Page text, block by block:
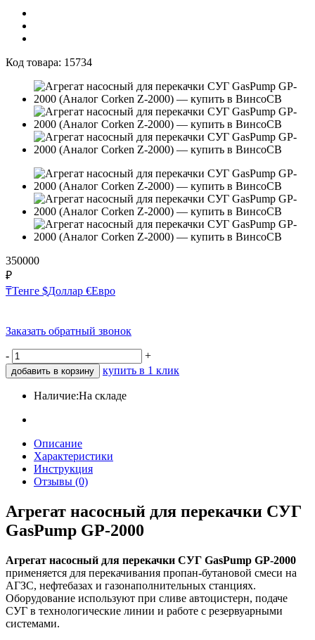
Код товара: 15734
350000
₽
₸Тенге $Доллар €Евро
Заказать обратный звонок
- +
добавить в корзину купить в 1 клик
Наличие:На складе
Описание
Характеристики
Инструкция
Отзывы (0)
Агрегат насосный для перекачки СУГ
GasPump GP-2000
Агрегат насосный для перекачки СУГ GasPump GP-2000
применяется для перекачивания пропан-бутановой смеси на
АГЗС, нефтебазах и газонаполнительных станциях.
Оборудование используют при сливе автоцистерн, подаче
СУГ в технологические линии и работе с резервуарными
системами.